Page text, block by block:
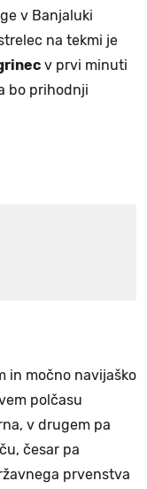
v Banjaluki
na tekmi je
v prvi minuti
bo prihodnji
in močno navijaško
polčasu
v drugem pa
česar pa
prvenstva